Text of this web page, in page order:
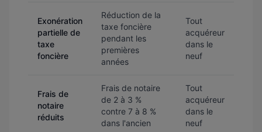
Exonération
partielle de
taxe
foncière
Réduction de la
taxe foncière
pendant les
premières
années
Tout
acquéreur
dans le
neuf
Frais de
notaire
réduits
Frais de notaire
de 2 à 3 %
contre 7 à 8 %
dans l'ancien
Tout
acquéreur
dans le
neuf